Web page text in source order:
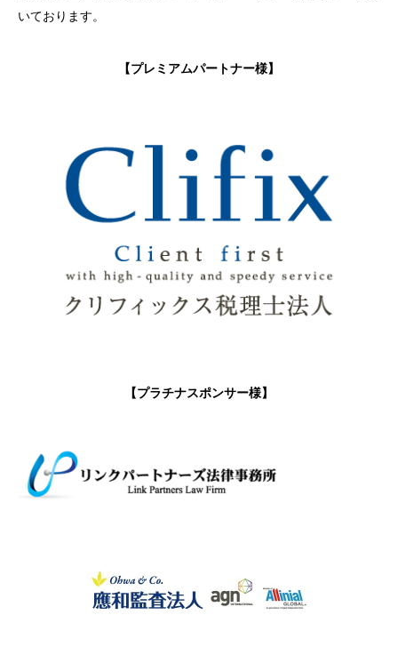
いております。
【プレミアムパートナー様】
【プラチナスポンサー様】